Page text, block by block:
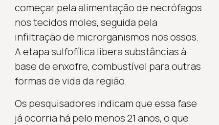
começar pela alimentação de necrófagos
nos tecidos moles, seguida pela
infiltração de microrganismos nos ossos.
A etapa sulfofílica libera substâncias à
base de enxofre, combustível para outras
formas de vida da região.
Os pesquisadores indicam que essa fase
já ocorria há pelo menos 21 anos, o que